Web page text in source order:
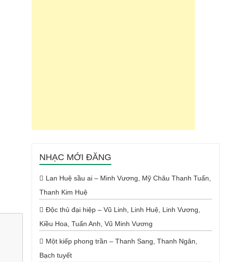
NHẠC MỚI ĐĂNG
Lan Huệ sầu ai – Minh Vương, Mỹ Châu Thanh Tuấn,
Thanh Kim Huệ
Độc thủ đại hiệp – Vũ Linh, Linh Huệ, Linh Vương,
Kiều Hoa, Tuấn Anh, Vũ Minh Vương
Một kiếp phong trần – Thanh Sang, Thanh Ngân,
Bạch tuyết